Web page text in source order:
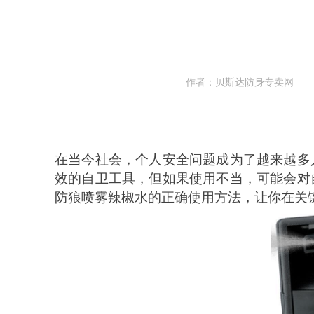
在当今社会，个人安全问题成为了越来越
效的自卫工具，但如果使用不当，可能会
防狼喷雾辣椒水的正确使用方法，让你在
作者：贝斯达防身专卖网